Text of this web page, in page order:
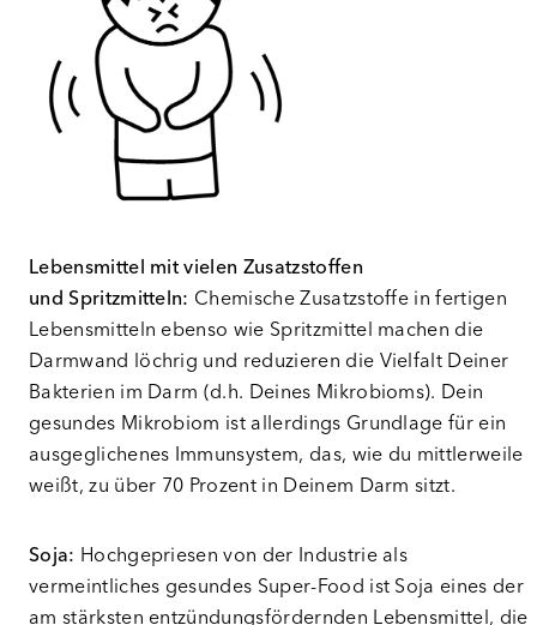
Lebensmittel mit vielen Zusatzstoffen
und Spritzmitteln: Chemische Zusatzstoffe in fertigen
Lebensmitteln ebenso wie Spritzmittel machen die
Darmwand löchrig und reduzieren die Vielfalt Deiner
Bakterien im Darm (d.h. Deines Mikrobioms). Dein
gesundes Mikrobiom ist allerdings Grundlage für ein
ausgeglichenes Immunsystem, das, wie du mittlerweile
weißt, zu über 70 Prozent in Deinem Darm sitzt.
Soja: Hochgepriesen von der Industrie als
vermeintliches gesundes Super-Food ist Soja eines der
am stärksten entzündungsfördernden Lebensmittel, die